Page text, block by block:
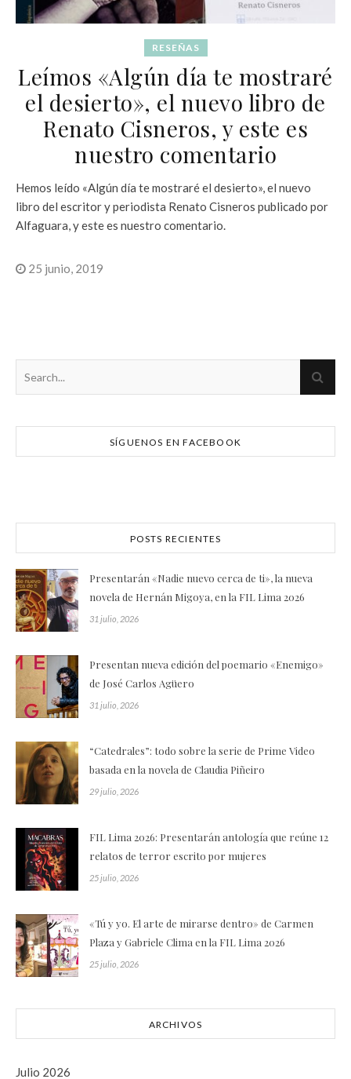
RESEÑAS
Leímos «Algún día te mostraré
el desierto», el nuevo libro de
Renato Cisneros, y este es
nuestro comentario
Hemos leído «Algún día te mostraré el desierto», el nuevo
libro del escritor y periodista Renato Cisneros publicado por
Alfaguara, y este es nuestro comentario.
25 junio, 2019
SÍGUENOS EN FACEBOOK
POSTS RECIENTES
Presentarán «Nadie nuevo cerca de ti», la nueva
novela de Hernán Migoya, en la FIL Lima 2026
31 julio, 2026
Presentan nueva edición del poemario «Enemigo»
de José Carlos Agüero
31 julio, 2026
“Catedrales”: todo sobre la serie de Prime Video
basada en la novela de Claudia Piñeiro
29 julio, 2026
FIL Lima 2026: Presentarán antología que reúne 12
relatos de terror escrito por mujeres
25 julio, 2026
«Tú y yo. El arte de mirarse dentro» de Carmen
Plaza y Gabriele Clima en la FIL Lima 2026
25 julio, 2026
ARCHIVOS
Julio 2026